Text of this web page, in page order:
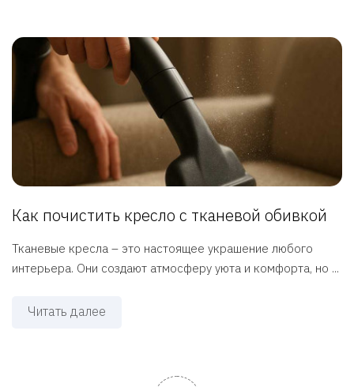
Как почистить кресло с тканевой обивкой
Тканевые кресла – это настоящее украшение любого
интерьера. Они создают атмосферу уюта и комфорта, но ...
Читать далее